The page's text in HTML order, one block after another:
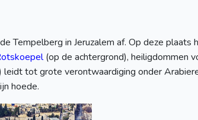
Tempelberg in Jeruzalem af. Op deze
(op de achtergrond), heiligdommen
tot grote verontwaardiging onder
hoede.